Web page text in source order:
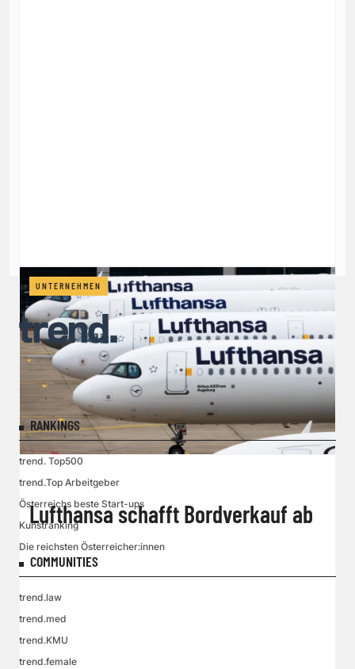
UNTERNEHMEN
Lufthansa schafft Bordverkauf ab
RANKINGS
trend. Top500
trend.Top Arbeitgeber
Österreichs beste Start-ups
Kunstranking
Die reichsten Österreicher:innen
COMMUNITIES
trend.law
trend.med
trend.KMU
trend.female